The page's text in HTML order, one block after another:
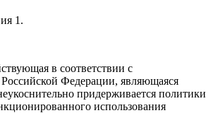
1.
в соответствии с
Российской Федерации, являющаяся
придерживается политики
использования